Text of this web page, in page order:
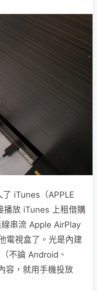
iTunes（APPLE
播放 iTunes 上租借購
串流 Apple AirPlay
電視盒了。光是內建
不論 Android、
容，就用手機投放